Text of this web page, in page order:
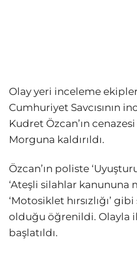
Olay yeri inceleme
Cumhuriyet Savcısının
Kudret Özcan’ın
Morguna kaldırıldı.
Özcan’ın poliste
‘Ateşli silahlar kanununa
‘Motosiklet hırsızlığı’
olduğu öğrenildi. Olayla
başlatıldı.